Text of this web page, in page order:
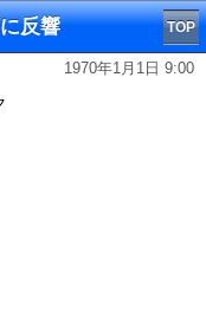
反響 TOP
1970年1月1日 9:00